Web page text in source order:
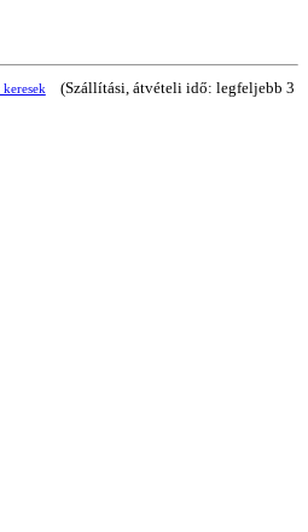
(Szállítási, átvételi idő: legfeljebb 3